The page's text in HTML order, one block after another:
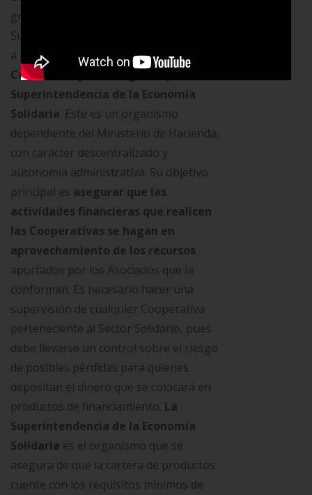
grado superior son vigiladas por la
Superintendencia Financiera. En cuanto
a la
Cooperativa de Ahorro y Crédito
Cootracerrejón,
Superintendencia de la Economía
Solidaria. Este es un organismo
dependiente del Ministerio de Hacienda,
con carácter descentralizado y
autonomía administrativa. Su objetivo
principal es asegurar que las
actividades financieras que realicen
las Cooperativas se hagan en
aprovechamiento de los recursos
aportados por los Asociados que la
conforman. Es necesario hacer una
supervisión de cualquier Cooperativa
perteneciente al Sector Solidario, pues
debe llevarse un control sobre el riesgo
de posibles pérdidas para quienes
depositan el dinero que se colocará en
productos de financiamiento. La
Superintendencia de la Economía
Solidaria es el organismo que se
asegura de que la cartera de productos
cuente con los requisitos mínimos de